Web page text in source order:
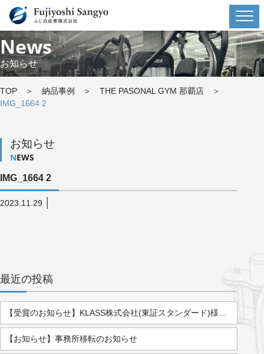
News
お知らせ
TOP ＞ 納品事例 ＞ THE PASONAL GYM 那覇店 ＞
IMG_1664 2
お知らせ
NEWS
IMG_1664 2
2023.11.29
最近の投稿
【受賞のお知らせ】KLASS株式会社(東証スタンダード)様より「2025年度 優秀販売店」として表彰されました。
【お知らせ】事務所移転のお知らせ